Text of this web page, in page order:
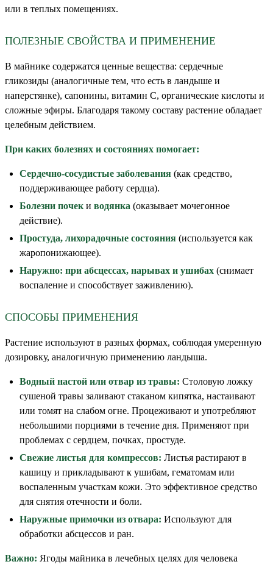
или в теплых помещениях.
ПОЛЕЗНЫЕ СВОЙСТВА И ПРИМЕНЕНИЕ
В майнике содержатся ценные вещества: сердечные
гликозиды (аналогичные тем, что есть в ландыше и
наперстянке), сапонины, витамин С, органические кислоты и
сложные эфиры. Благодаря такому составу растение обладает
целебным действием.
При каких болезнях и состояниях помогает:
Сердечно-сосудистые заболевания (как средство,
поддерживающее работу сердца).
Болезни почек и водянка (оказывает мочегонное
действие).
Простуда, лихорадочные состояния (используется как
жаропонижающее).
Наружно: при абсцессах, нарывах и ушибах (снимает
воспаление и способствует заживлению).
СПОСОБЫ ПРИМЕНЕНИЯ
Растение используют в разных формах, соблюдая умеренную
дозировку, аналогичную применению ландыша.
Водный настой или отвар из травы: Столовую ложку
сушеной травы заливают стаканом кипятка, настаивают
или томят на слабом огне. Процеживают и употребляют
небольшими порциями в течение дня. Применяют при
проблемах с сердцем, почках, простуде.
Свежие листья для компрессов: Листья растирают в
кашицу и прикладывают к ушибам, гематомам или
воспаленным участкам кожи. Это эффективное средство
для снятия отечности и боли.
Наружные примочки из отвара: Используют для
обработки абсцессов и ран.
Важно: Ягоды майника в лечебных целях для человека